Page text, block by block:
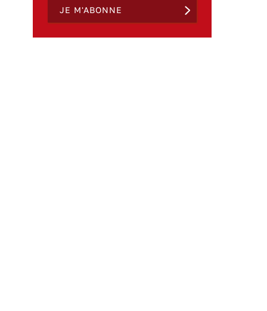
JE M'ABONNE